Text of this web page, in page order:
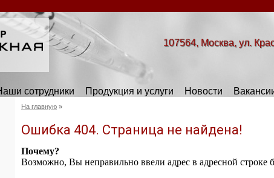
107564, Москва, ул.
сотрудники Продукция и услуги Новости
На главную »
Ошибка 404. Страница не найдена!
Почему?
Возможно, Вы неправильно ввели адрес в адресной строке